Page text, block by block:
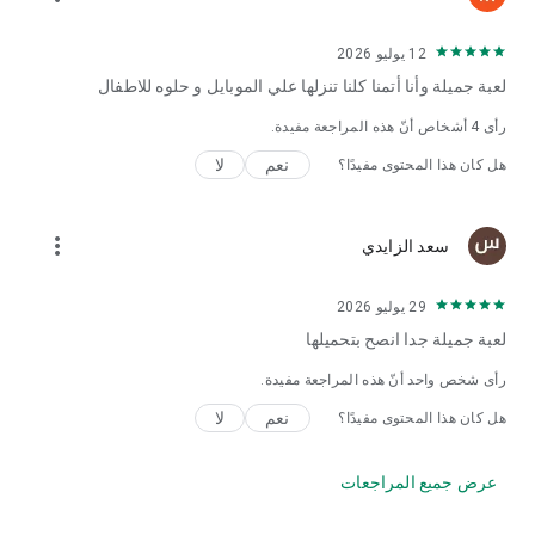
12 يوليو 2026
لعبة جميلة وأنا أتمنا كلنا تنزلها علي الموبايل و حلوه للاطفال
رأى 4 أشخاص أنّ هذه المراجعة مفيدة.
هل كان هذا المحتوى مفيدًا؟ نعم لا
سعد الزايدي more_vert
29 يوليو 2026
لعبة جميلة جدا انصح بتحميلها
رأى شخص واحد أنّ هذه المراجعة مفيدة.
هل كان هذا المحتوى مفيدًا؟ نعم لا
عرض جميع المراجعات